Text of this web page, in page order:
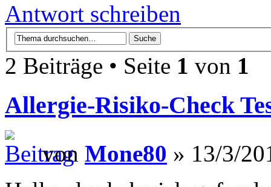
Antwort schreiben
2 Beiträge • Seite 1 von 1
Allergie-Risiko-Check
von Mone80 » 13/3/